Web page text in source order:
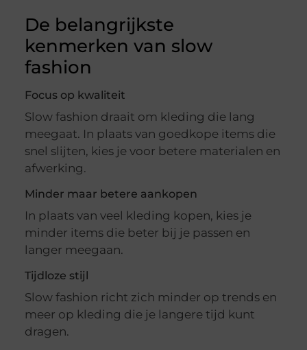
De belangrijkste
kenmerken van slow
fashion
Focus op kwaliteit
Slow fashion draait om kleding die lang
meegaat. In plaats van goedkope items die
snel slijten, kies je voor betere materialen en
afwerking.
Minder maar betere aankopen
In plaats van veel kleding kopen, kies je
minder items die beter bij je passen en
langer meegaan.
Tijdloze stijl
Slow fashion richt zich minder op trends en
meer op kleding die je langere tijd kunt
dragen.